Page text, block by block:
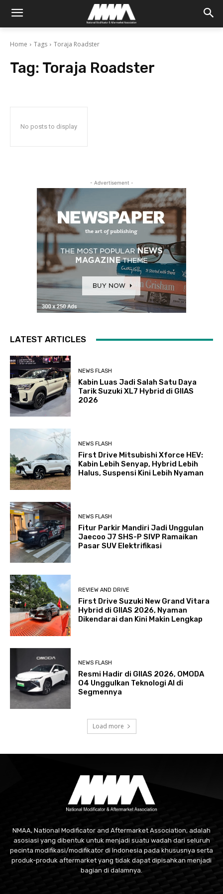
Home Tags Toraja Roadster
Tag: Toraja Roadster
No posts to display
- Advertisement -
LATEST ARTICLES
NEWS FLASH
Kabin Luas Jadi Salah Satu Daya
Tarik Suzuki XL7 Hybrid di GIIAS
2026
NEWS FLASH
First Drive Mitsubishi Xforce HEV:
Kabin Lebih Senyap, Hybrid Lebih
Halus, Suspensi Kini Lebih Nyaman
NEWS FLASH
Fitur Parkir Mandiri Jadi Unggulan
Jaecoo J7 SHS-P SIVP Ramaikan
Pasar SUV Elektrifikasi
REVIEW AND DRIVE
First Drive Suzuki New Grand Vitara
Hybrid di GIIAS 2026, Nyaman
Dikendarai dan Kini Makin Lengkap
NEWS FLASH
Resmi Hadir di GIIAS 2026, OMODA
O4 Unggulkan Teknologi AI di
Segmennya
Load more
NMAA, National Modificator and Aftermarket Association, adalah
asosiasi yang dibentuk untuk menjadi suatu wadah dari seluruh
pecinta modifikasi/modifikator di Indonesia pada khususnya serta
produk-produk aftermarket yang tidak dapat dipisahkan menjadi
bagian di dalamnya.